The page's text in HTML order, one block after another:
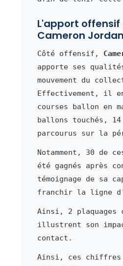
L'apport offensif
Cameron Jordan
Côté offensif,
apporte ses
mouvement du
Effectivement, il
courses ballon en
ballons touchés, 14
parcourus sur la
Notamment, 30 de
été gagnés après
témoignage de sa
franchir la ligne
Ainsi, 2 plaquages
illustrent son
contact.
Ainsi, ces